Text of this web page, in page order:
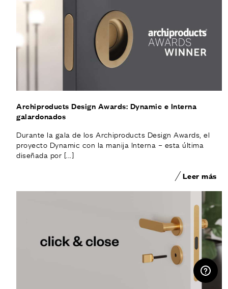
Archiproducts Design Awards: Dynamic e Interna
galardonados
Durante la gala de los Archiproducts Design Awards, el
proyecto Dynamic con la manija Interna – esta última
diseñada por [...]
Leer más